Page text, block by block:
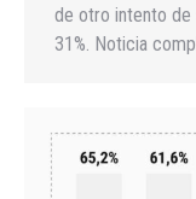
de otro intento de
31%. Noticia